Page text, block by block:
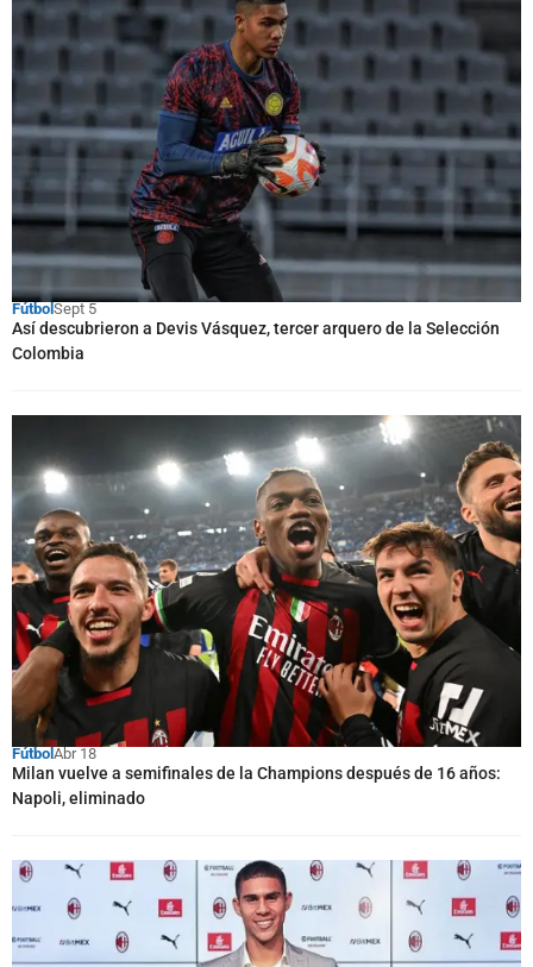
FútbolSept 5
Así descubrieron a Devis Vásquez, tercer arquero de la Selección
Colombia
Fútbol Abr 18
Milan vuelve a semifinales de la Champions después de 16 años:
Napoli, eliminado